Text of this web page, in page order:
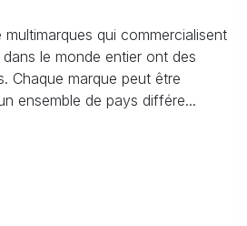
qui commercialisent
le monde entier ont des
Chaque marque peut être
ensemble de pays différe...